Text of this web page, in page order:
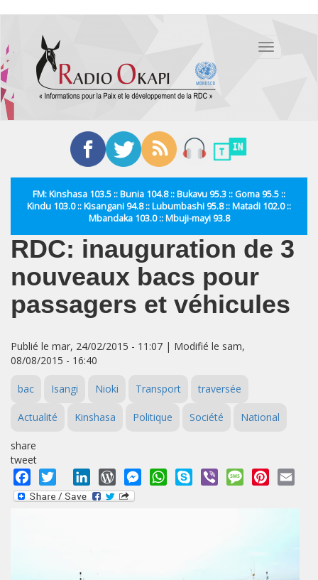
contenu
principal
Toggle
FM: Kinshasa 103.5 :: Bunia 104.8 :: Bukavu 95.3 :: Goma 95.5 ::
Kindu 103.0 :: Kisangani 94.8 :: Lubumbashi 95.8 :: Matadi 102.0 ::
Mbandaka 103.0 :: Mbuji-mayi 93.8
RDC: inauguration de 3
nouveaux bacs pour
passagers et véhicules
Publié le mar, 24/02/2015 - 11:07 | Modifié le sam,
08/08/2015 - 16:40
bac Isangi Nioki Transport traversée
Actualité Kinshasa Politique Société National
share
tweet
Facebook
Twitter LinkedInWordPressMessengerWhatsApp
Skype Viber MessagePinterest